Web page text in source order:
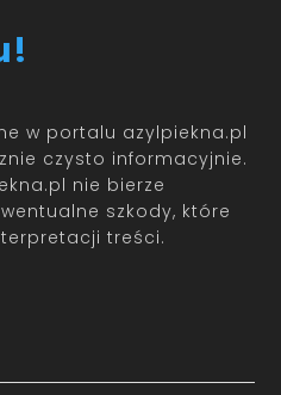
w portalu azylpiekna.pl
czysto informacyjnie.
nie bierze
szkody, które
treści.